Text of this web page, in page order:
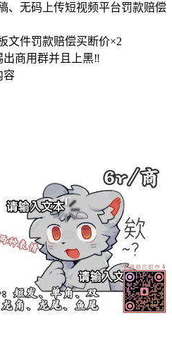
、无码上传短视频平台罚款赔偿
文件罚款赔偿买断价×2
商用群并且上黑‼
容